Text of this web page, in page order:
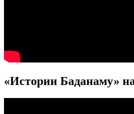
«Истории Баданаму»